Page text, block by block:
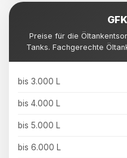
Preise für die
Tanks. Fachgerechte
bis 3.000 L
bis 4.000 L
bis 5.000 L
bis 6.000 L